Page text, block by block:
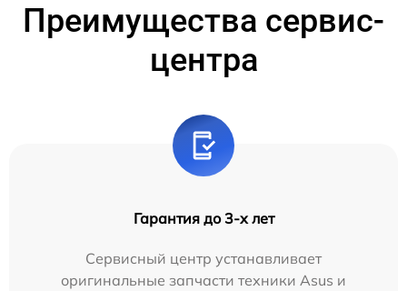
Преимущества сервис-
центра
Гарантия до 3-х лет
Сервисный центр устанавливает
оригинальные запчасти техники Asus и